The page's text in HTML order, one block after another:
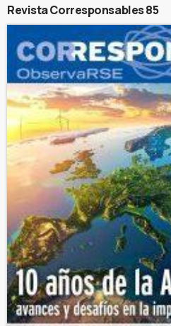
Revista Corresponsables 85